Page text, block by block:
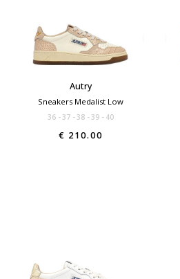
Autry
Sneakers Medalist Low
36 37 38 39 40
€ 210.00